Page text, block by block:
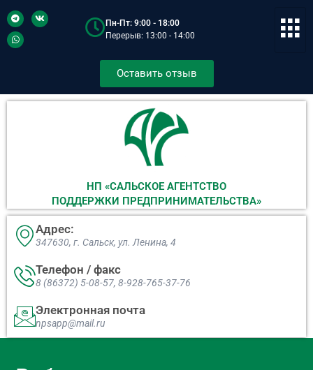
Пн-Пт: 9:00 - 18:00
Перерыв: 13:00 - 14:00
Оставить отзыв
НП «САЛЬСКОЕ АГЕНТСТВО
ПОДДЕРЖКИ ПРЕДПРИНИМАТЕЛЬСТВА»
Адрес:
347630, г. Сальск, ул. Ленина, 4​
Телефон / факс
8 (86372) 5-08-57, 8-928-765-37-76
Электронная почта
npsapp@mail.ru